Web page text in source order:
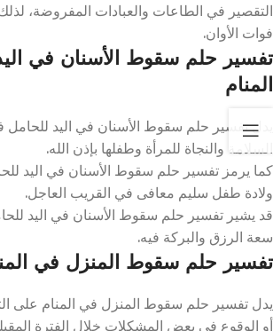
التقصير في الطاعات والعبادات المفروضة، لذلك
فوات الأوان.
تفسير حلم سقوط الأسنان في
المنام
يدل تفسير حلم سقوط الأسنان في اليد للحامل
السلامة والنجاة للمرأة وطفلها بإذن الله.
كما يرمز تفسير حلم سقوط الأسنان في اليد
ولادة طفل سليم معافى في القريب العاجل.
قد يشير تفسير حلم سقوط الأسنان في اليد
سعة الرزق والبركة فيه.
تفسير حلم سقوط المنزل في
يدل تفسير حلم سقوط المنزل في المنام على
أو الوقوع في بعض المشكلات خلال الفترة